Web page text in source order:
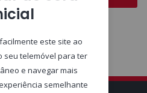
este site ao
seu telemóvel para ter
e navegar mais
semelhante